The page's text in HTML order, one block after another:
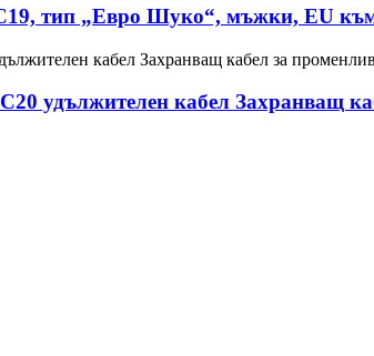
тип „Евро Шуко“, мъжки, EU
удължителен кабел Захранващ